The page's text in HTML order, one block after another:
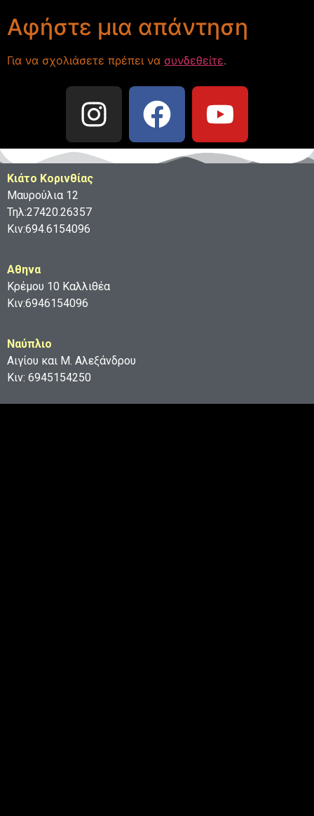
Αφήστε μια απάντηση
Για να σχολιάσετε πρέπει να συνδεθείτε.
Κιάτο Κορινθίας
Μαυρούλια 12
Τηλ:27420.26357
Κιν:694.6154096
Aθηνα
Κρέμου 10 Καλλιθέα
Κιν:6946154096
Ναύπλιο
Αιγίου και Μ. Αλεξάνδρου
Κιν: 6945154250